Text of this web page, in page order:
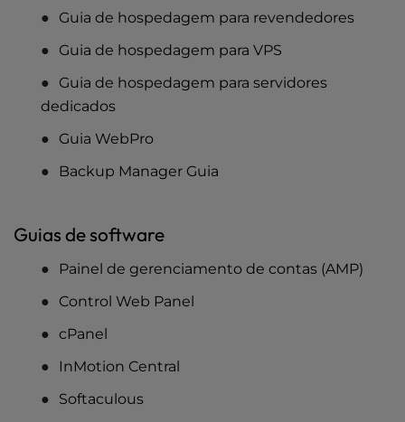
Guia de hospedagem para revendedores
Guia de hospedagem para VPS
Guia de hospedagem para servidores
dedicados
Guia WebPro
Backup Manager Guia
Guias de software
Painel de gerenciamento de contas (AMP)
Control Web Panel
cPanel
InMotion Central
Softaculous